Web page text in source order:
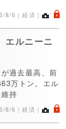
8/6 ｜経済｜ .
ルニーニ
過去最高、前
万トン。エル
持
8/6 ｜経済｜ .